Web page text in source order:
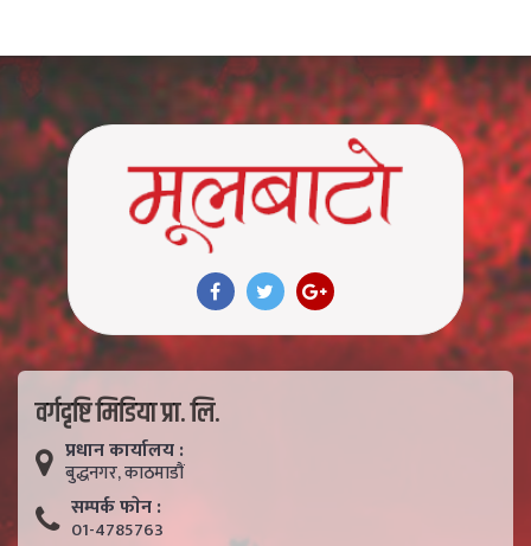
वर्गदृष्टि मिडिया प्रा. लि.
प्रधान कार्यालय :
बुद्धनगर, काठमाडाैं
सम्पर्क फाेन :
01-4785763